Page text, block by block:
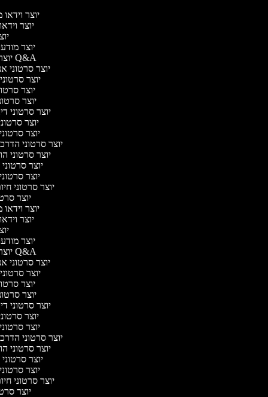
יוצר וידאו
יוצר
יוצר
יוצר סרטוני Q&A
יוצר סרטוני
יוצר
יוצר
יוצר
יוצר סרטוני
יוצר
יוצר
יוצר סרטוני
יוצר סרטוני
יוצר
יוצר
יוצר סרטוני
יוצר
יוצר וידאו
יוצר
יוצר
יוצר סרטוני Q&A
יוצר סרטוני
יוצר
יוצר
יוצר
יוצר סרטוני
יוצר
יוצר
יוצר סרטוני
יוצר סרטוני
יוצר
יוצר
יוצר סרטוני
יוצר